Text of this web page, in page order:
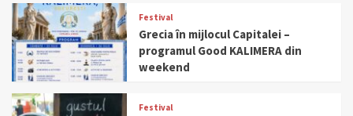
Festival
Grecia în mijlocul Capitalei –
programul Good KALIMERA din
weekend
Festival